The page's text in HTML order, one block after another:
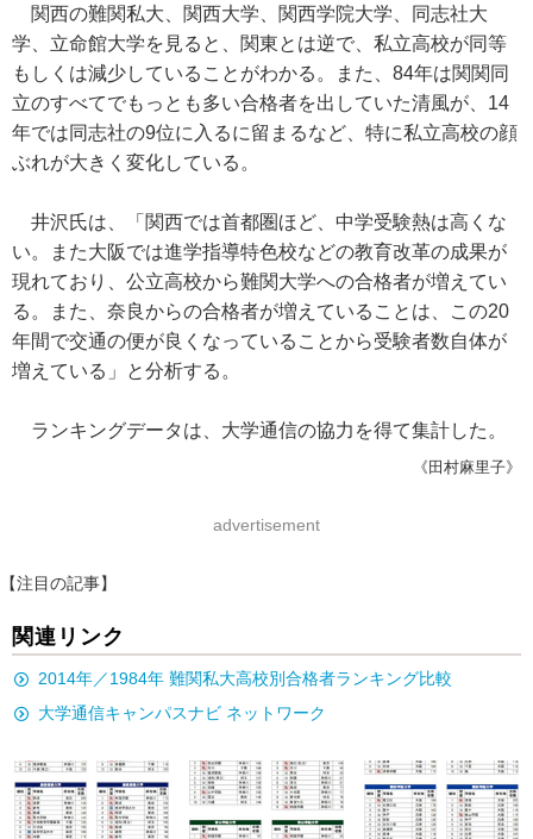
関西の難関私大、関西大学、関西学院大学、同志社大
学、立命館大学を見ると、関東とは逆で、私立高校が同等
もしくは減少していることがわかる。また、84年は関関同
立のすべてでもっとも多い合格者を出していた清風が、14
年では同志社の9位に入るに留まるなど、特に私立高校の顔
ぶれが大きく変化している。
井沢氏は、「関西では首都圏ほど、中学受験熱は高くな
い。また大阪では進学指導特色校などの教育改革の成果が
現れており、公立高校から難関大学への合格者が増えてい
る。また、奈良からの合格者が増えていることは、この20
年間で交通の便が良くなっていることから受験者数自体が
増えている」と分析する。
ランキングデータは、大学通信の協力を得て集計した。
《田村麻里子》
advertisement
【注目の記事】
関連リンク
2014年／1984年 難関私大高校別合格者ランキング比較
大学通信キャンパスナビ ネットワーク